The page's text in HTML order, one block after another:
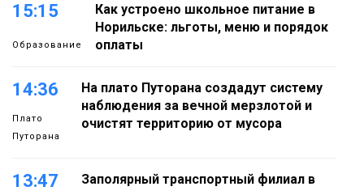
15:15
Образование
Как устроено школьное питание в
Норильске: льготы, меню и порядок
оплаты
14:36
Плато
Путорана
На плато Путорана создадут систему
наблюдения за вечной мерзлотой и
очистят территорию от мусора
13:47
Заполярный транспортный филиал в